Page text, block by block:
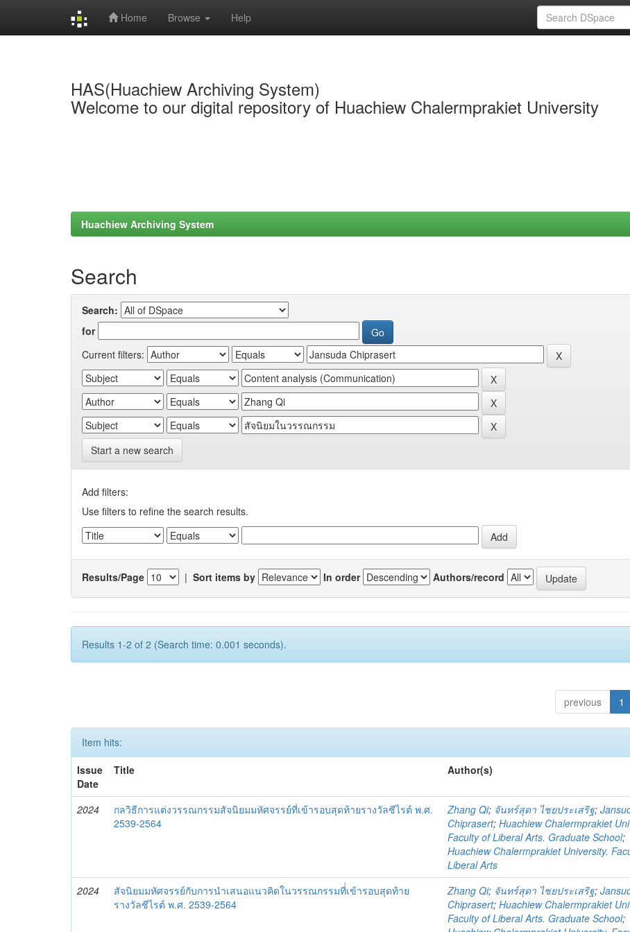
Home Browse Help
HAS(Huachiew Archiving System)
Welcome to our digital repository of Huachiew Chalermprakiet University
Huachiew Archiving System
Search
Search:
for
Current filters:
Start a new search
Add filters:
Use filters to refine the search results.
Results/Page | Sort items by In order Authors/record
Results 1-2 of 2 (Search time: 0.001 seconds).
previous 1
Item hits:
Issue
Date
Title Author(s)
2024
กลวิธีการแต่งวรรณกรรมสัจนิยมมหัศจรรย์ที่เข้ารอบสุดท้ายรางวัลซีไรต์ พ.ศ.
2539-2564
Zhang Qi; จันทร์สุดา ไชยประเสริฐ;
Chiprasert;Huachiew Chalermprakiet
Faculty of Liberal Arts. Graduate School;
Huachiew Chalermprakiet University.
Liberal Arts
2024
สัจนิยมมหัศจรรย์กับการนำเสนอแนวคิดในวรรณกรรมที่่เข้ารอบสุดท้าย
รางวัลซีไรต์ พ.ศ. 2539-2564
Zhang Qi; จันทร์สุดา ไชยประเสริฐ;
Chiprasert;Huachiew Chalermprakiet
Faculty of Liberal Arts. Graduate School;